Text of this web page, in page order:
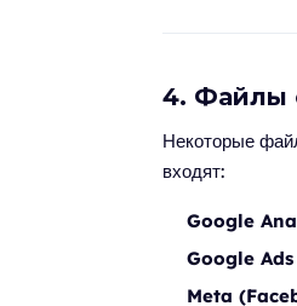
4. Файлы
Некоторые
входят:
Google
Google Ads
Meta